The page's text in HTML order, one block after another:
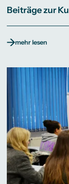
Beiträge zur
mehr lesen